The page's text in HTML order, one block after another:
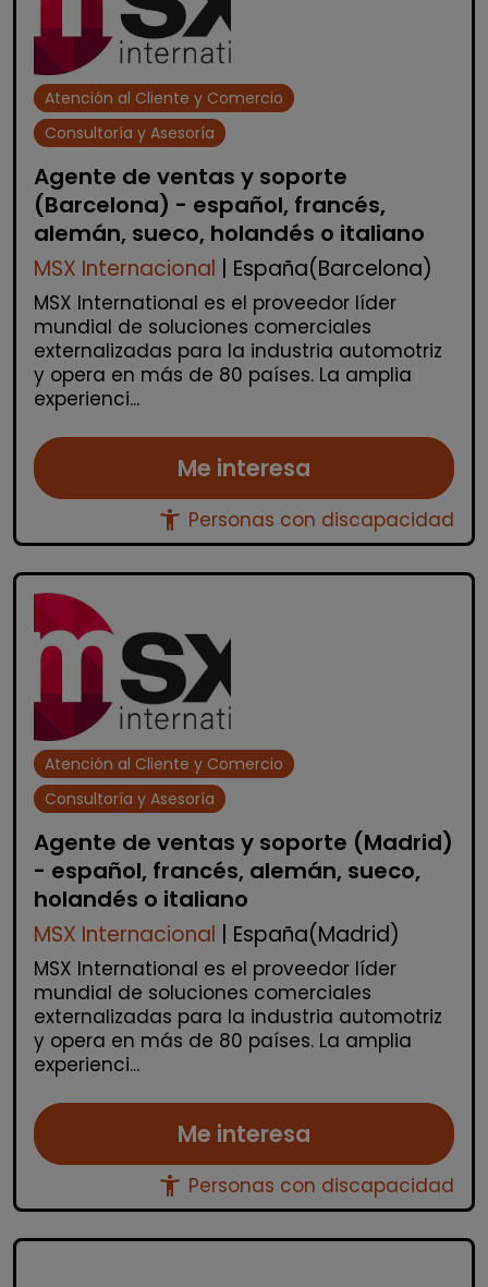
Atención al Cliente y Comercio
Consultoría y Asesoría
Agente de ventas y soporte
(Barcelona) - español, francés,
alemán, sueco, holandés o italiano
MSX Internacional | España(Barcelona)
MSX International es el proveedor líder
mundial de soluciones comerciales
externalizadas para la industria automotriz
y opera en más de 80 países. La amplia
experienci...
Me interesa
accessibility_new Personas con discapacidad
Atención al Cliente y Comercio
Consultoría y Asesoría
Agente de ventas y soporte (Madrid)
- español, francés, alemán, sueco,
holandés o italiano
MSX Internacional | España(Madrid)
MSX International es el proveedor líder
mundial de soluciones comerciales
externalizadas para la industria automotriz
y opera en más de 80 países. La amplia
experienci...
Me interesa
accessibility_new Personas con discapacidad